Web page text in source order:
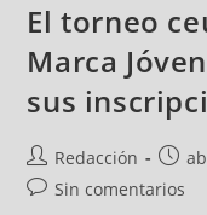
El torneo
Marca
sus
Redacción
Sin comentarios